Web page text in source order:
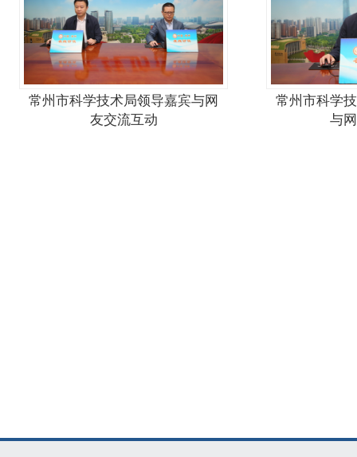
常州市科学技术局领导嘉宾与网
友交流互动
常州市科学
与